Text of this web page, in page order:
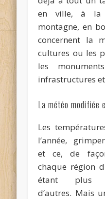
en ville, à la
montagne, en
concernent la
cultures ou les
les
infrastructures
La météo modifiée
Les
l’année,
et ce, de
chaque région
étant plus
d’autres. Mais